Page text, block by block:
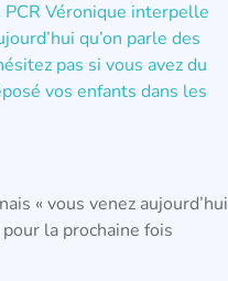
Véronique interpelle
qu’on parle des
pas si vous avez du
vos enfants dans les
« vous venez aujourd’hui
la prochaine fois